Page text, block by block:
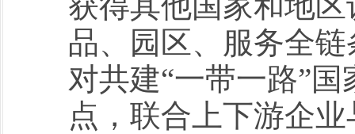
品、园区、服务全
对共建“一带一路”
点，联合上下游企